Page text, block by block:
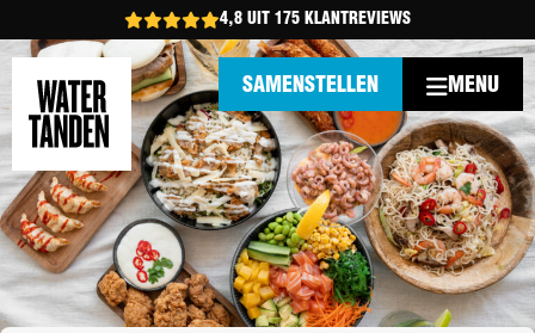
4,8 UIT 175 KLANTREVIEWS
MENU
SAMENSTELLEN